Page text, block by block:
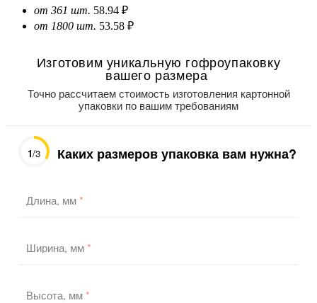
от 361 шт. 58.94 ₽
от 1800 шт. 53.58 ₽
Изготовим уникальную гофроупаковку
вашего размера
Точно рассчитаем стоимость изготовления картонной
упаковки по вашим требованиям
1/3 Каких размеров упаковка вам нужна?
Длина, мм*
Ширина, мм*
Высота, мм*